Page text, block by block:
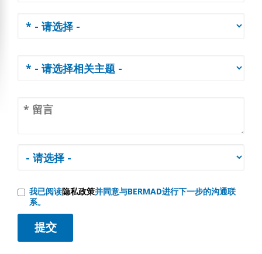
我已阅读隐私政策并同意与BERMAD进行下一步的沟通联
系。